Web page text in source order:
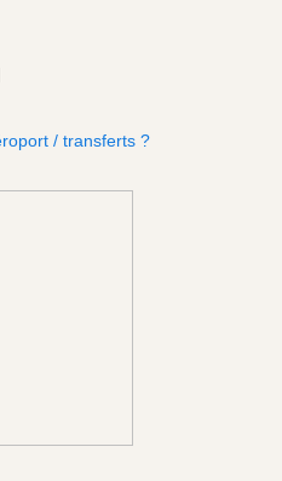
/ transferts ?